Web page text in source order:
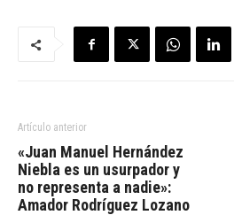
Artículo anterior
«Juan Manuel Hernández
Niebla es un usurpador y
no representa a nadie»:
Amador Rodríguez Lozano